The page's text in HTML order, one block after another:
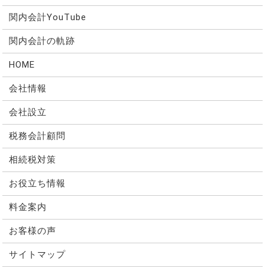
関内会計YouTube
関内会計の軌跡
HOME
会社情報
会社設立
税務会計顧問
相続税対策
お役立ち情報
料金案内
お客様の声
サイトマップ